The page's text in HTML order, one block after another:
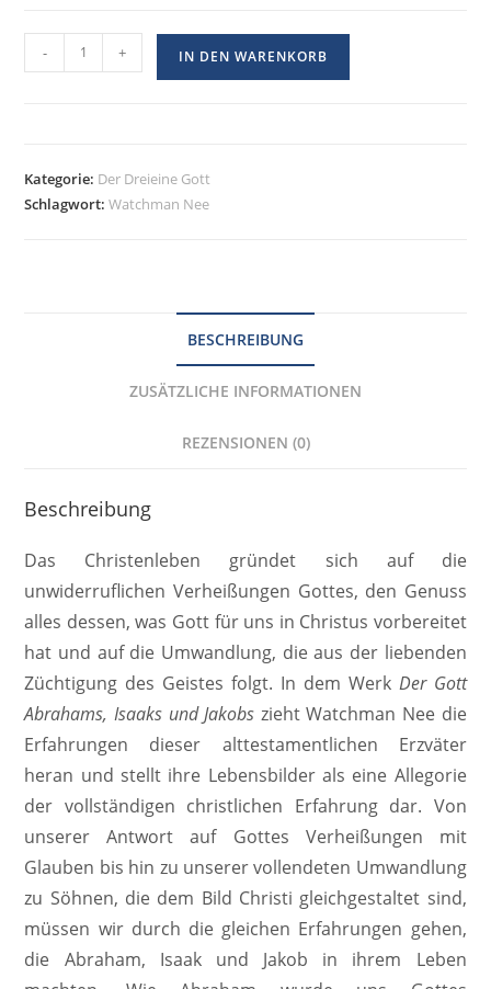
- + IN DEN WARENKORB
Kategorie: Der Dreieine Gott
Schlagwort:Watchman Nee
BESCHREIBUNG
ZUSÄTZLICHE INFORMATIONEN
REZENSIONEN (0)
Beschreibung
Das Christenleben gründet sich auf die
unwiderruflichen Verheißungen Gottes, den Genuss
alles dessen, was Gott für uns in Christus vorbereitet
hat und auf die Umwandlung, die aus der liebenden
Züchtigung des Geistes folgt. In dem Werk Der Gott
Abrahams, Isaaks und Jakobs zieht Watchman Nee die
Erfahrungen dieser alttestamentlichen Erzväter
heran und stellt ihre Lebensbilder als eine Allegorie
der vollständigen christlichen Erfahrung dar. Von
unserer Antwort auf Gottes Verheißungen mit
Glauben bis hin zu unserer vollendeten Umwandlung
zu Söhnen, die dem Bild Christi gleichgestaltet sind,
müssen wir durch die gleichen Erfahrungen gehen,
die Abraham, Isaak und Jakob in ihrem Leben